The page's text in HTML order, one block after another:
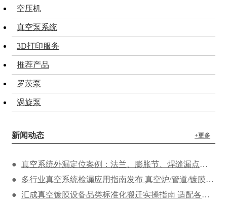
空压机
真空泵系统
3D打印服务
推荐产品
罗茨泵
涡旋泵
新闻动态 +更多
真空系统外漏定位案例：法兰、膨胀节、焊缝漏点综合溯源
多行业真空系统检漏应用指南发布 真空炉/管道/镀膜设备现场检测方案解析
汇成真空镀膜设备品类标准化搬迁实操指南 适配各大品类保障复产